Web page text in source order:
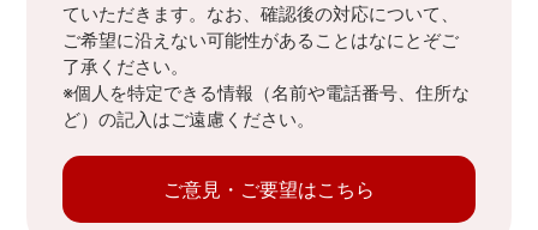
ていただきます。なお、確認後の対応について、
ご希望に沿えない可能性があることはなにとぞご
了承ください。
※個人を特定できる情報（名前や電話番号、住所な
ど）の記入はご遠慮ください。
ご意見・ご要望はこちら